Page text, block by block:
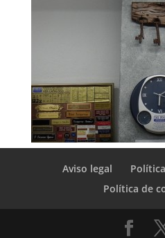
Aviso legal
Política de